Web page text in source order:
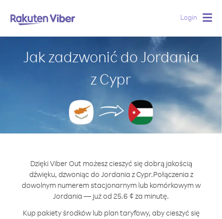
Login
Jak zadzwonić do Jordania
z Cypr
Dzięki Viber Out możesz cieszyć się dobrą jakością
dźwięku, dzwoniąc do Jordania z Cypr.Połączenia z
dowolnym numerem stacjonarnym lub komórkowym w
Jordania — już od 25.6 ¢ za minutę.
Kup pakiety środków lub plan taryfowy, aby cieszyć się